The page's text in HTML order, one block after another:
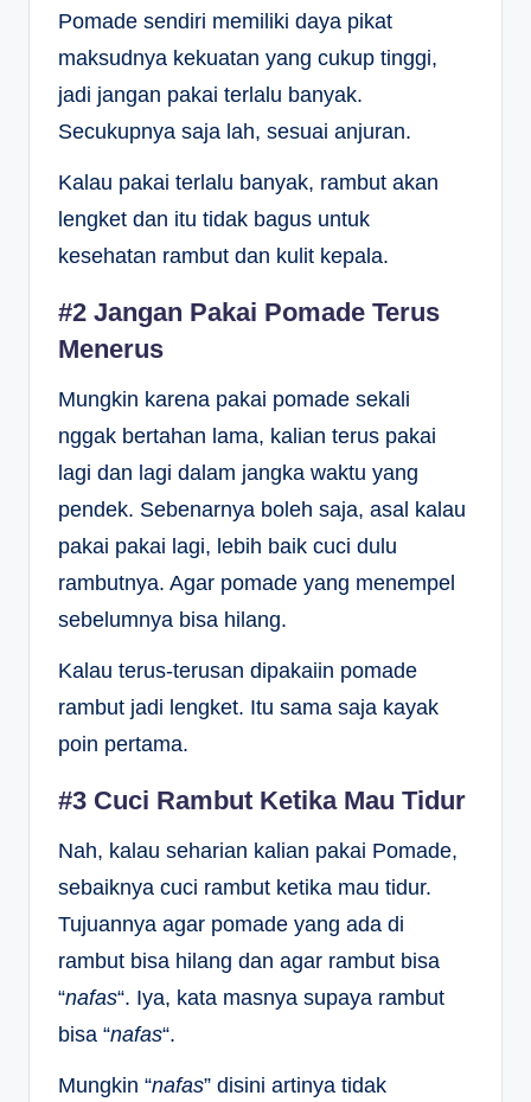
Pomade sendiri memiliki daya pikat
maksudnya kekuatan yang cukup tinggi,
jadi jangan pakai terlalu banyak.
Secukupnya saja lah, sesuai anjuran.
Kalau pakai terlalu banyak, rambut akan
lengket dan itu tidak bagus untuk
kesehatan rambut dan kulit kepala.
#2 Jangan Pakai Pomade Terus
Menerus
Mungkin karena pakai pomade sekali
nggak bertahan lama, kalian terus pakai
lagi dan lagi dalam jangka waktu yang
pendek. Sebenarnya boleh saja, asal kalau
pakai pakai lagi, lebih baik cuci dulu
rambutnya. Agar pomade yang menempel
sebelumnya bisa hilang.
Kalau terus-terusan dipakaiin pomade
rambut jadi lengket. Itu sama saja kayak
poin pertama.
#3 Cuci Rambut Ketika Mau Tidur
Nah, kalau seharian kalian pakai Pomade,
sebaiknya cuci rambut ketika mau tidur.
Tujuannya agar pomade yang ada di
rambut bisa hilang dan agar rambut bisa
“nafas“. Iya, kata masnya supaya rambut
bisa “nafas“.
Mungkin “nafas” disini artinya tidak